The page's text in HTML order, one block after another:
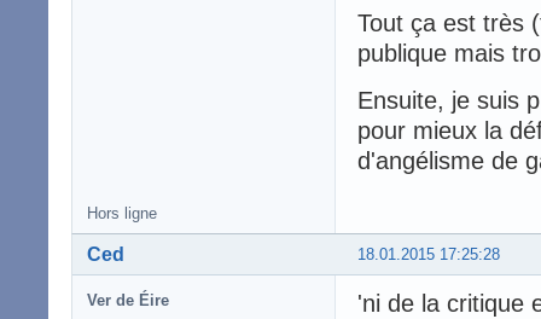
Tout ça est très
publique mais
Ensuite, je suis
pour mieux la
d'angélisme de
Hors ligne
18.01.2015 17:25:28
Ced
Ver de Éire
'ni de la critique